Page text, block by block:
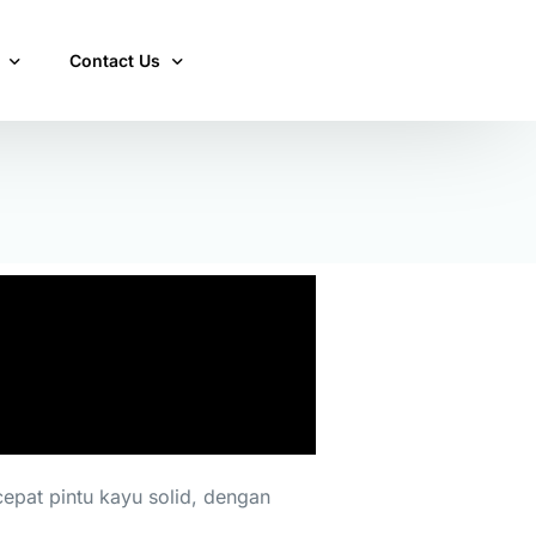
door press
Contact Us
pintu kayu solid, dengan